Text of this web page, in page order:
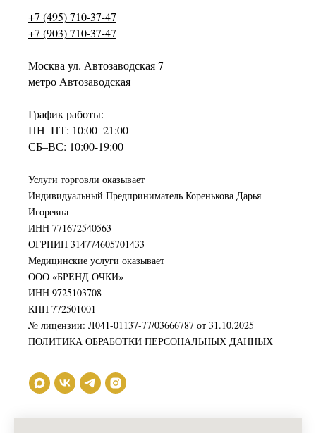
+7 (495) 710-37-47
+7 (903) 710-37-47
Москва ул. Автозаводская 7
метро Автозаводская
График работы:
ПН–ПТ: 10:00–21:00
СБ–ВС: 10:00-19:00
Услуги торговли оказывает
Индивидуальный Предприниматель Коренькова Дарья
Игоревна
ИНН 771672540563
ОГРНИП 314774605701433
Медицинские услуги оказывает
ООО «БРЕНД ОЧКИ»
ИНН 9725103708
КПП 772501001
№ лицензии: Л041-01137-77/03666787 от 31.10.2025
ПОЛИТИКА ОБРАБОТКИ ПЕРСОНАЛЬНЫХ ДАННЫХ